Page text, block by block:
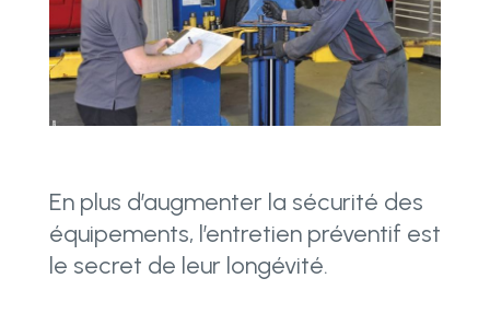
En plus d’augmenter la sécurité des
équipements, l’entretien préventif est
le secret de leur longévité.